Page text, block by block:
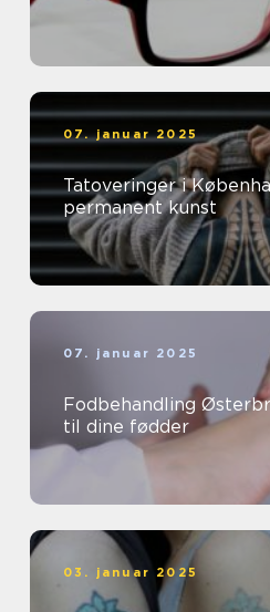
07. januar 2025
Tatoveringer i
permanent kunst
07. januar 2025
Fodbehandling
til dine fødder
03. januar 2025